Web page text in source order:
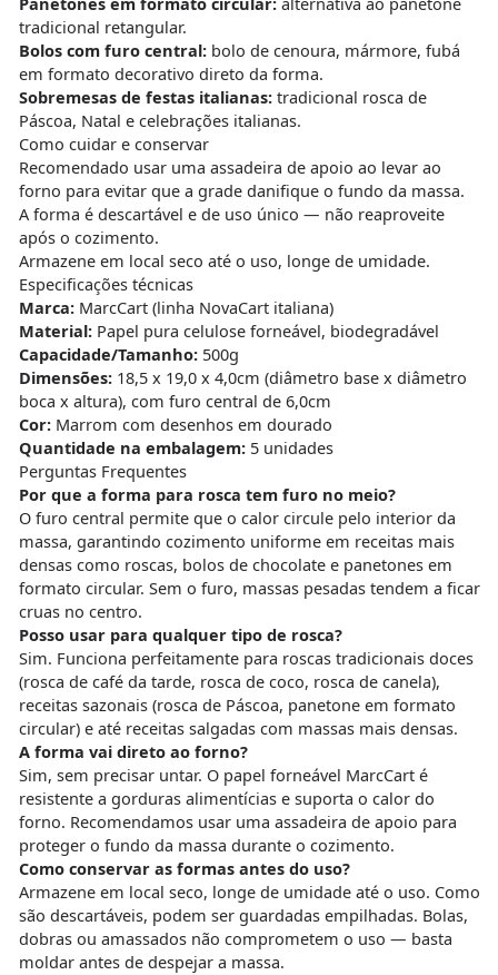
tradicional retangular.
Bolos com furo central:bolo de cenoura, mármore, fubá
em formato decorativo direto da forma.
Sobremesas de festas italianas:tradicional rosca de
Páscoa, Natal e celebrações italianas.
Como cuidar e conservar
Recomendado usar uma assadeira de apoio ao levar ao
forno para evitar que a grade danifique o fundo da massa.
A forma é descartável e de uso único — não reaproveite
após o cozimento.
Armazene em local seco até o uso, longe de umidade.
Especificações técnicas
Marca:MarcCart (linha NovaCart italiana)
Material:Papel pura celulose forneável, biodegradável
Capacidade/Tamanho:500g
Dimensões:18,5 x 19,0 x 4,0cm (diâmetro base x diâmetro
boca x altura), com furo central de 6,0cm
Cor:Marrom com desenhos em dourado
Quantidade na embalagem:5 unidades
Perguntas Frequentes
Por que a forma para rosca tem furo no meio?
O furo central permite que o calor circule pelo interior da
massa, garantindo cozimento uniforme em receitas mais
densas como roscas, bolos de chocolate e panetones em
formato circular. Sem o furo, massas pesadas tendem a ficar
cruas no centro.
Posso usar para qualquer tipo de rosca?
Sim. Funciona perfeitamente para roscas tradicionais doces
(rosca de café da tarde, rosca de coco, rosca de canela),
receitas sazonais (rosca de Páscoa, panetone em formato
circular) e até receitas salgadas com massas mais densas.
A forma vai direto ao forno?
Sim, sem precisar untar. O papel forneável MarcCart é
resistente a gorduras alimentícias e suporta o calor do
forno. Recomendamos usar uma assadeira de apoio para
proteger o fundo da massa durante o cozimento.
Como conservar as formas antes do uso?
Armazene em local seco, longe de umidade até o uso. Como
são descartáveis, podem ser guardadas empilhadas. Bolas,
dobras ou amassados não comprometem o uso — basta
moldar antes de despejar a massa.